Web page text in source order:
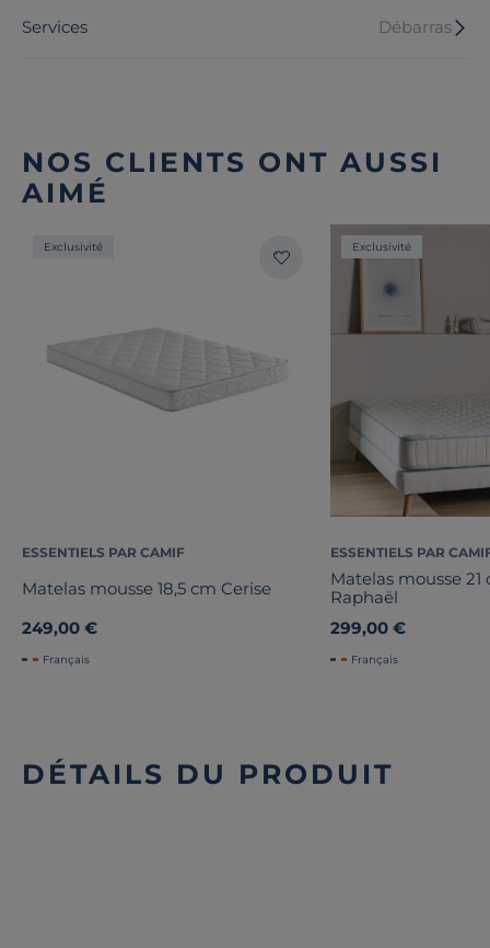
Services Débarras
NOS CLIENTS ONT AUSSI
AIMÉ
Exclusivité
ESSENTIELS PAR CAMIF
Matelas mousse 18,5 cm Cerise
249,00 €
Français
Exclusivité
ESSENTIELS PAR
Matelas mousse
Raphaël
299,00 €
Français
DÉTAILS DU PRODUIT